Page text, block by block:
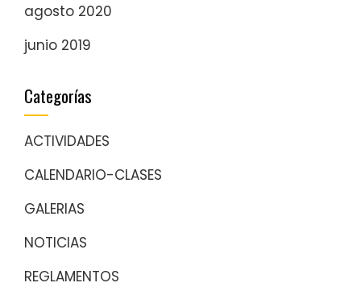
agosto 2020
junio 2019
Categorías
ACTIVIDADES
CALENDARIO-CLASES
GALERIAS
NOTICIAS
REGLAMENTOS